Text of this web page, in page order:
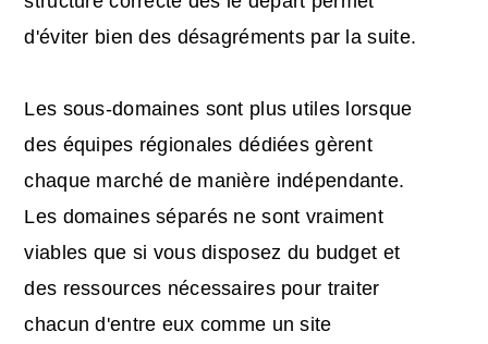
d'éviter bien des désagréments par la suite.
Les sous-domaines sont plus utiles lorsque
des équipes régionales dédiées gèrent
chaque marché de manière indépendante.
Les domaines séparés ne sont vraiment
viables que si vous disposez du budget et
des ressources nécessaires pour traiter
chacun d'entre eux comme un site